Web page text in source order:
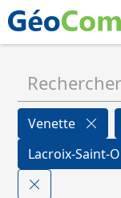
Venette
Lacroix-Saint-